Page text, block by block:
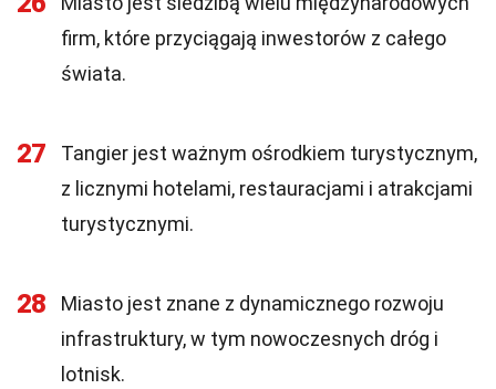
firm, które przyciągają inwestorów z całego
świata.
27
Tangier jest ważnym ośrodkiem turystycznym,
z licznymi hotelami, restauracjami i atrakcjami
turystycznymi.
28
Miasto jest znane z dynamicznego rozwoju
infrastruktury, w tym nowoczesnych dróg i
lotnisk.